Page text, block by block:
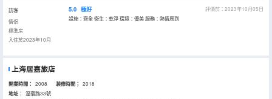
訪客
情侶
標準房
入住於2023年10月
5.0 極好
評價於：2023年10月05日
設施：齊全 衞生：乾淨 環境：優美 服務：熱情周到
上海居嘉旅店
開業時間： 2008 装修時間； 2018
地址：
温宿路33號